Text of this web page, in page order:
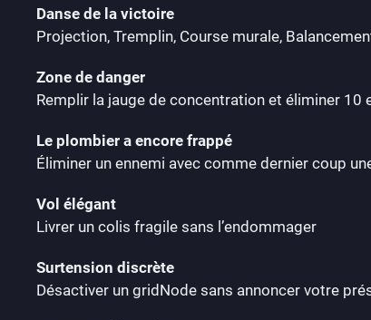
Danse de la victoire
Projection, Tremplin, Course murale,
Zone de danger
Remplir la jauge de concentration et éliminer 10
Le plombier a encore frappé
Éliminer un ennemi avec comme dernier coup
Vol élégant
Livrer un colis fragile sans l’endommager
Surtension discrète
Désactiver un gridNode sans annoncer votre